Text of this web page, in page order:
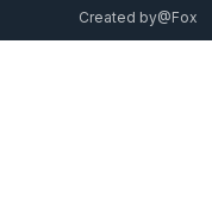
Created by@Fox